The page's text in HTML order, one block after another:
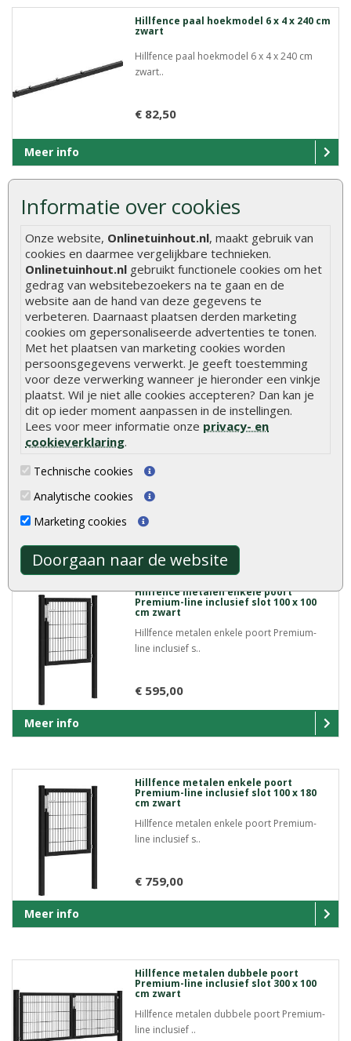
Informatie over cookies
Onze website, Onlinetuinhout.nl, maakt gebruik van
cookies en daarmee vergelijkbare technieken.
Onlinetuinhout.nl gebruikt functionele cookies om het
gedrag van websitebezoekers na te gaan en de
website aan de hand van deze gegevens te
verbeteren. Daarnaast plaatsen derden marketing
cookies om gepersonaliseerde advertenties te tonen.
Met het plaatsen van marketing cookies worden
persoonsgegevens verwerkt. Je geeft toestemming
voor deze verwerking wanneer je hieronder een vinkje
plaatst. Wil je niet alle cookies accepteren? Dan kan je
dit op ieder moment aanpassen in de instellingen.
Lees voor meer informatie onze privacy- en
cookieverklaring.
Technische cookies
Analytische cookies
Marketing cookies
Doorgaan naar de website
Hillfence paal hoekmodel 6 x 4 x 240 cm
zwart
Hillfence paal hoekmodel 6 x 4 x 240 cm
zwart..
€ 82,50
Meer info
Hillfence metalen scherm dubbele
Hillfence metalen scherm dubbele staafmat
250 x 103 cm ..
€ 65,00
Meer info
Hillfence metalen scherm dubbele
staafmat 250 x 183 cm zwart
Hillfence metalen scherm dubbele staafmat
€ 105,00
Meer info
Hillfence metalen enkele poort
Premium-line inclusief slot 100 x 100
cm zwart
Hillfence metalen enkele poort Premium-
line inclusief s..
€ 595,00
Meer info
Hillfence metalen enkele poort
Premium-line inclusief slot 100 x 180
cm zwart
Hillfence metalen enkele poort Premium-
line inclusief s..
€ 759,00
Meer info
Hillfence metalen dubbele poort
Premium-line inclusief slot 300 x 100
cm zwart
Hillfence metalen dubbele poort Premium-
line inclusief ..